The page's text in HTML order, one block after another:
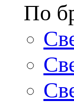
По